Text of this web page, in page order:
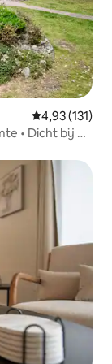
Gemiddelde
4,93 (131)
• Dicht bij WI